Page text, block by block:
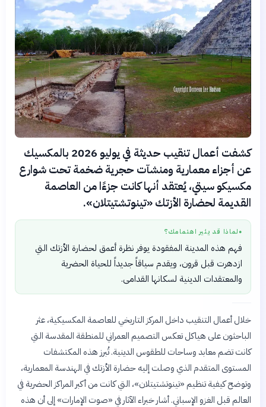
كشفت أعمال تنقيب حديثة في يوليو 2026 بالمكسيك
عن أجزاء معمارية ومنشآت حجرية ضخمة تحت شوارع
مكسيكو سيتي، يُعتقد أنها كانت جزءًا من العاصمة
القديمة لحضارة الأزتك «تينوتشتيتلان».
● لماذا قد يثير اهتمامك؟
فهم هذه المدينة المفقودة يوفر نظرة أعمق لحضارة الأزتك التي
ازدهرت قبل قرون، ويقدم سياقاً جديداً للحياة الحضرية
والمعتقدات الدينية لسكانها القدامى.
خلال أعمال التنقيب داخل المركز التاريخي للعاصمة المكسيكية، عثر
الباحثون على هياكل تعكس التصميم العمراني للمنطقة المقدسة التي
كانت تضم معابد وساحات للطقوس الدينية. تُبرز هذه المكتشفات
المستوى المتقدم الذي وصلت إليه حضارة الأزتك في الهندسة المعمارية،
وتوضح كيفية تنظيم «تينوتشتيتلان»، التي كانت من أكبر المراكز الحضرية في
العالم قبل الغزو الإسباني. أشار خبراء الآثار في «صوت الإمارات» إلى أن هذه